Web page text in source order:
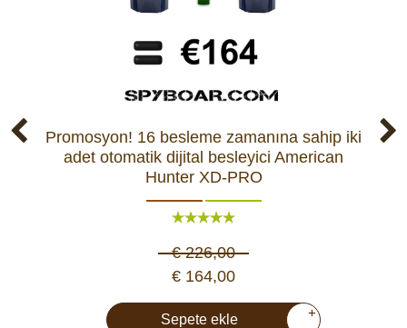
Promosyon! 16 besleme zamanına sahip iki
adet otomatik dijital besleyici American
Hunter XD-PRO
€ 226,00
€ 164,00
Sepete ekle +